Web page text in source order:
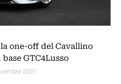
la one-off del Cavallino
GTC4Lusso
2021